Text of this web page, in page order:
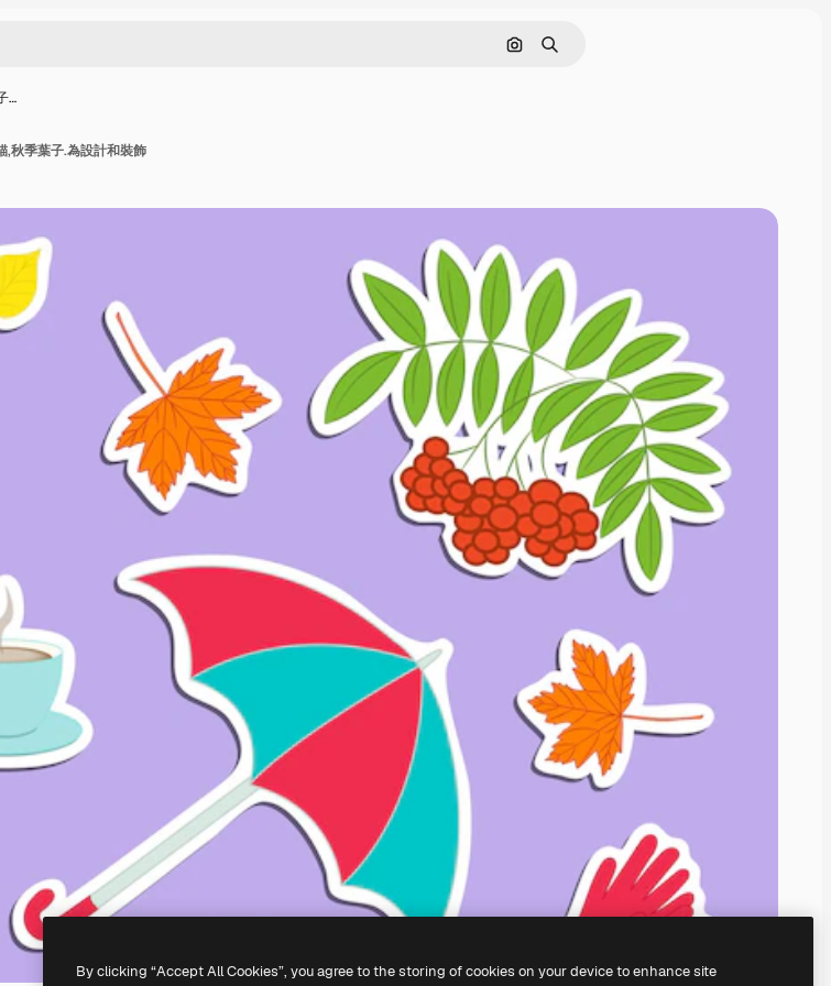
通過圖像搜索
搜尋
…
,秋季葉子.為設計和裝飾
By clicking “Accept All Cookies”, you agree to the storing of cookies on your device to enhance site